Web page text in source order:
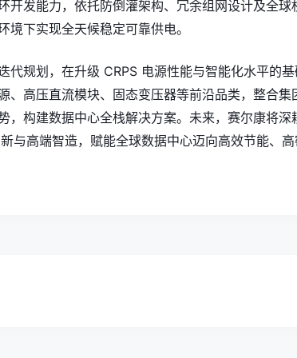
开发能力，依托防倒灌架构、冗余组网设计及全球
境下实现全天候稳定可靠供电。
代规划，在升级 CRPS 电源性能与智能化水平的基
、高压直流模块、固态变压器等前沿品类，整合集
，构建数据中心全栈解决方案。未来，赛尔康将深
与高端智造，赋能全球数据中心迈向高效节能、高